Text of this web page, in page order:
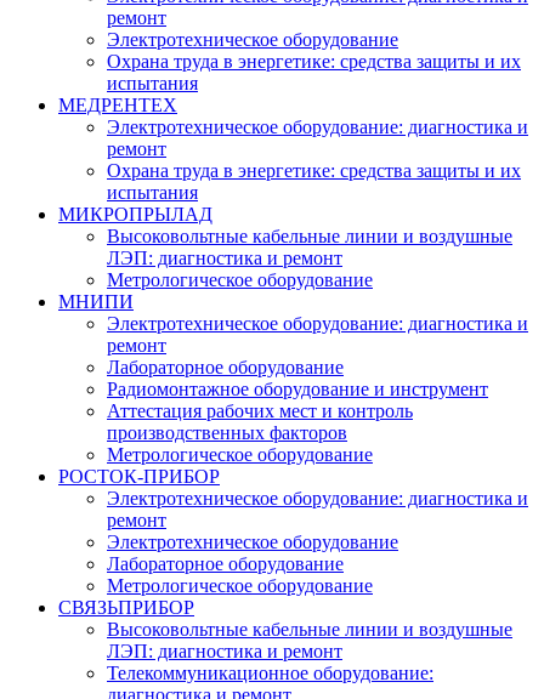
ремонт
Электротехническое оборудование
Охрана труда в энергетике: средства защиты и их
испытания
МЕДРЕНТЕХ
Электротехническое оборудование: диагностика и
ремонт
Охрана труда в энергетике: средства защиты и их
испытания
МИКРОПРЫЛАД
Высоковольтные кабельные линии и воздушные
ЛЭП: диагностика и ремонт
Метрологическое оборудование
МНИПИ
Электротехническое оборудование: диагностика и
ремонт
Лабораторное оборудование
Радиомонтажное оборудование и инструмент
Аттестация рабочих мест и контроль
производственных факторов
Метрологическое оборудование
РОСТОК-ПРИБОР
Электротехническое оборудование: диагностика и
ремонт
Электротехническое оборудование
Лабораторное оборудование
Метрологическое оборудование
СВЯЗЬПРИБОР
Высоковольтные кабельные линии и воздушные
ЛЭП: диагностика и ремонт
Телекоммуникационное оборудование:
диагностика и ремонт